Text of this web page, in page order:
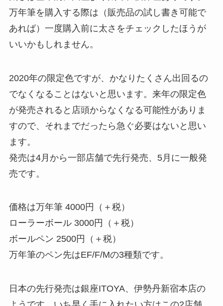
万年筆を購入する際は（販売品の試し書き可能で
あれば）一度購入前に太さをチェックしたほうが
いいかもしれません。
2020年の限定色ですが、かなりたくさん出回るの
でなくなることはないと思います。来年の限定色
が発売されると店頭からなくなる可能性がありま
すので、それまでだったら急ぐ必要はないと思い
ます。
発売は4月から一部店舗で先行発売、5月に一般発
売です。
価格は万年筆 4000円（＋税）
ローラーボール 3000円（＋税）
ボールペン 2500円（＋税）
万年筆のペン先はEF/F/Mの3種類です。
日本の先行発売は銀座ITOYA、伊勢丹新宿本店の